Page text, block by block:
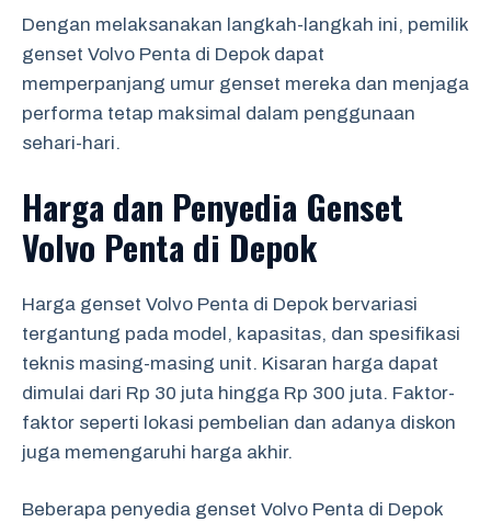
Dengan melaksanakan langkah-langkah ini, pemilik
genset Volvo Penta di Depok dapat
memperpanjang umur genset mereka dan menjaga
performa tetap maksimal dalam penggunaan
sehari-hari.
Harga dan Penyedia Genset
Volvo Penta di Depok
Harga genset Volvo Penta di Depok bervariasi
tergantung pada model, kapasitas, dan spesifikasi
teknis masing-masing unit. Kisaran harga dapat
dimulai dari Rp 30 juta hingga Rp 300 juta. Faktor-
faktor seperti lokasi pembelian dan adanya diskon
juga memengaruhi harga akhir.
Beberapa penyedia genset Volvo Penta di Depok